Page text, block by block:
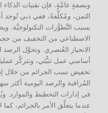
وبصفةٍ عامَّةٍ، فإن تقنيات الذكاء
الثمن، ومُكلِّفةً، ففي دبي تُوجد
بسبب التَّطوُّرات التكنولوجيَّة.
الاصطناعي من التخفيف من حجم
الانحياز العُنصري. وتحوَّل
أساسي عمل تنبُّئي، وتتركَّز
في إدارات التخطيط والموارد.